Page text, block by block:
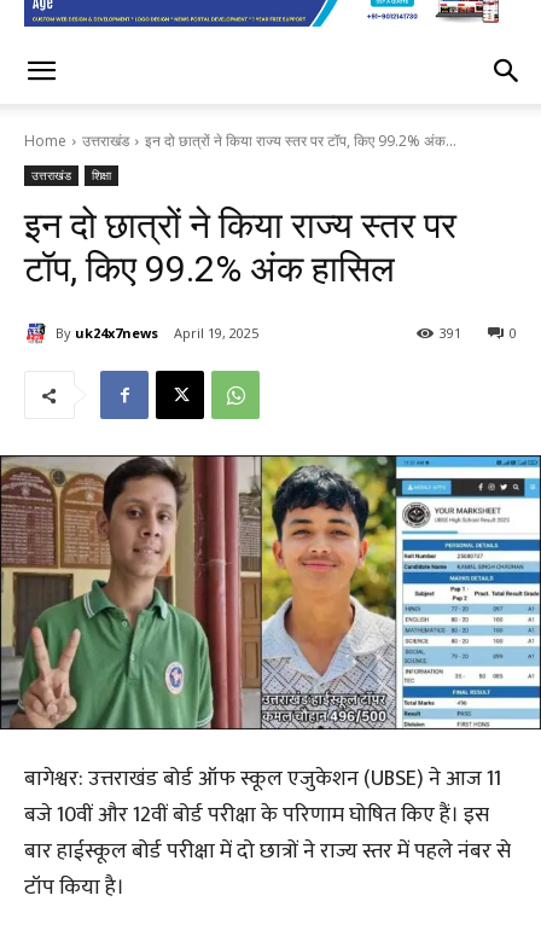
Home उत्तराखंड इन दो छात्रों ने किया राज्य स्तर पर टॉप, किए 99.2% अंक...
उत्तराखंड शिक्षा
इन दो छात्रों ने किया राज्य स्तर पर
टॉप, किए 99.2% अंक हासिल
By uk24x7news April 19, 2025 0
391
बागेश्वर: उत्तराखंड बोर्ड ऑफ स्कूल एजुकेशन (UBSE) ने आज 11
बजे 10वीं और 12वीं बोर्ड परीक्षा के परिणाम घोषित किए हैं। इस
बार हाईस्कूल बोर्ड परीक्षा में दो छात्रों ने राज्य स्तर में पहले नंबर से
टॉप किया है।